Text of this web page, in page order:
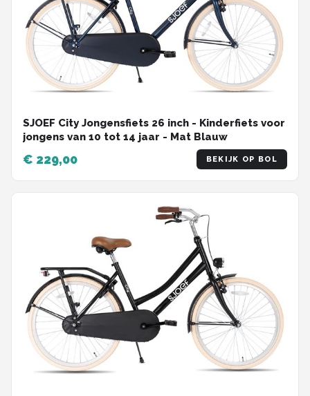
SJOEF City Jongensfiets 26 inch - Kinderfiets voor
jongens van 10 tot 14 jaar - Mat Blauw
€ 229,00 BEKIJK OP BOL